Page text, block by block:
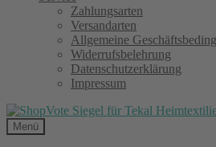
Zahlungsarten
Versandarten
Allgemeine
Widerrufsbelehrung
Datenschutzerklärung
Impressum
Menü